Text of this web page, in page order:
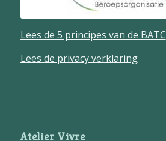
Lees de 5 principes van de BATC
Lees de privacy verklaring
Atelier Vivre